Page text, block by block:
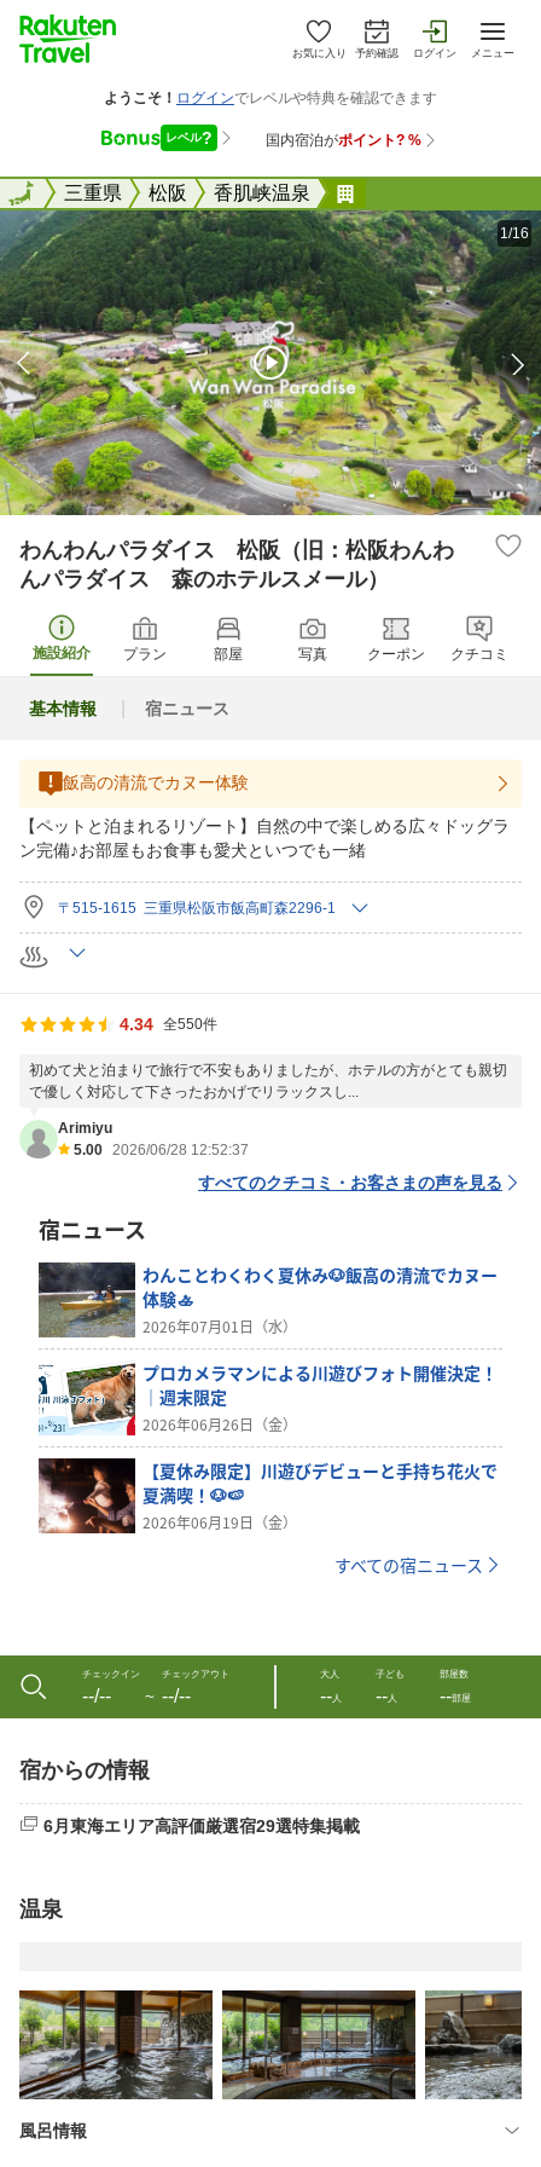
お気に入り 予約確認 ログイン メニュー
全国三重県 松阪 香肌峡温泉
全国
1/16
わんわんパラダイス 松阪（旧：松阪わんわ
んパラダイス 森のホテルスメール）
施設紹介 プラン 部屋 写真 クーポン クチコミ
基本情報 宿ニュース
飯高の清流でカヌー体験
【ペットと泊まれるリゾート】自然の中で楽しめる広々ドッグラ
ン完備♪お部屋もお食事も愛犬といつでも一緒
〒515-1615 三重県松阪市飯高町森2296-1
4.34 全550件
初めて犬と泊まりで旅行で不安もありましたが、ホテルの方がとても親切
で優しく対応して下さったおかげでリラックスし...
Arimiyu
5.00 2026/06/28 12:52:37
すべてのクチコミ・お客さまの声を見る
宿ニュース
わんことわくわく夏休み🐶飯高の清流でカヌー
体験🚣
2026年07月01日（水）
プロカメラマンによる川遊びフォト開催決定！
｜週末限定
2026年06月26日（金）
【夏休み限定】川遊びデビューと手持ち花火で
夏満喫！🐶🍉
2026年06月19日（金）
すべての宿ニュース
チェックイン
--/-- 〜
チェックアウト
--/--
大人
--人
子ども
--人
部屋数
--部屋
宿からの情報
6月東海エリア高評価厳選宿29選特集掲載
温泉
風呂情報